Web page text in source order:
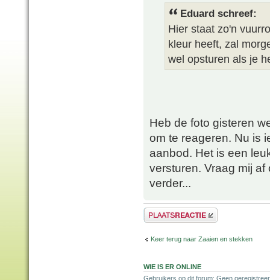
Eduard schreef:
Hier staat zo'n
kleur heeft, zal
wel opsturen als je
Heb de foto gisteren
om te reageren. Nu is
aanbod. Het is een
versturen. Vraag mij
verder...
Plaats een reactie
Keer terug naar Zaaien en stekken
WIE IS ER ONLINE
Gebruikers op dit forum: Geen